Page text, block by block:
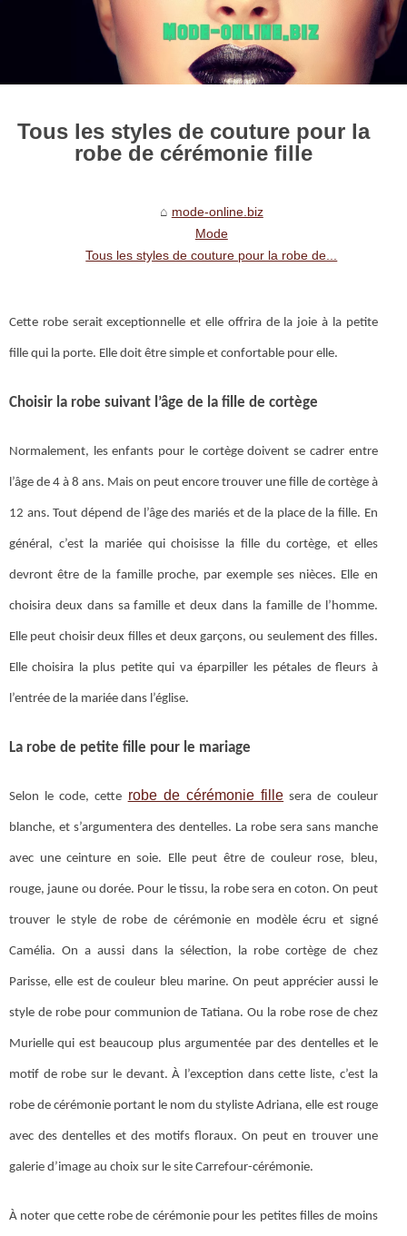
Tous les styles de couture pour la
robe de cérémonie fille
mode-online.biz
Mode
Tous les styles de couture pour la robe de...
Cette robe serait exceptionnelle et elle offrira de la joie à la petite
fille qui la porte. Elle doit être simple et confortable pour elle.
Choisir la robe suivant l’âge de la fille de cortège
Normalement, les enfants pour le cortège doivent se cadrer entre
l’âge de 4 à 8 ans. Mais on peut encore trouver une fille de cortège à
12 ans. Tout dépend de l’âge des mariés et de la place de la fille. En
général, c’est la mariée qui choisisse la fille du cortège, et elles
devront être de la famille proche, par exemple ses nièces. Elle en
choisira deux dans sa famille et deux dans la famille de l’homme.
Elle peut choisir deux filles et deux garçons, ou seulement des filles.
Elle choisira la plus petite qui va éparpiller les pétales de fleurs à
l’entrée de la mariée dans l’église.
La robe de petite fille pour le mariage
Selon le code, cette robe de cérémonie fille sera de couleur
blanche, et s’argumentera des dentelles. La robe sera sans manche
avec une ceinture en soie. Elle peut être de couleur rose, bleu,
rouge, jaune ou dorée. Pour le tissu, la robe sera en coton. On peut
trouver le style de robe de cérémonie en modèle écru et signé
Camélia. On a aussi dans la sélection, la robe cortège de chez
Parisse, elle est de couleur bleu marine. On peut apprécier aussi le
style de robe pour communion de Tatiana. Ou la robe rose de chez
Murielle qui est beaucoup plus argumentée par des dentelles et le
motif de robe sur le devant. À l’exception dans cette liste, c’est la
robe de cérémonie portant le nom du styliste Adriana, elle est rouge
avec des dentelles et des motifs floraux. On peut en trouver une
galerie d’image au choix sur le site Carrefour-cérémonie.
À noter que cette robe de cérémonie pour les petites filles de moins